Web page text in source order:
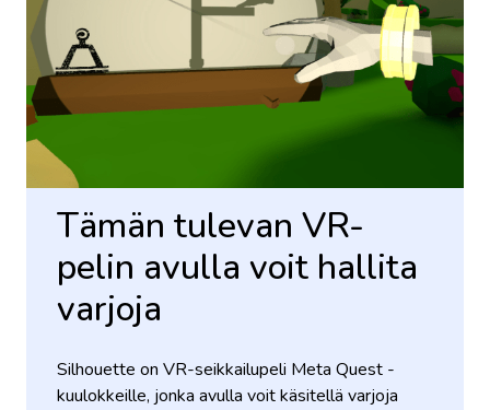
Tämän tulevan VR-
pelin avulla voit hallita
varjoja
Silhouette on VR-seikkailupeli Meta Quest -
kuulokkeille, jonka avulla voit käsitellä varjoja